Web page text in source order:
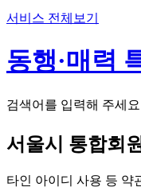
서비스 전체보기
동행·매력
검색어를 입력해 주세요
서울시 통합회
타인 아이디 사용 등 약